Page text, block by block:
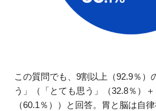
この質問でも、9割以上（92.9％）
う」（「とても思う」（32.8％）＋
（60.1％））と回答。胃と脳は自